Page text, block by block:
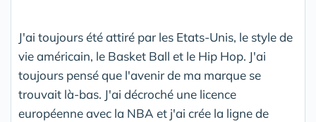
J'ai toujours été attiré par les Etats-Unis, le style de
vie américain, le Basket Ball et le Hip Hop. J'ai
toujours pensé que l'avenir de ma marque se
trouvait là-bas. J'ai décroché une licence
européenne avec la NBA et j'ai crée la ligne de